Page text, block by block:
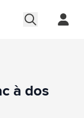
à dos